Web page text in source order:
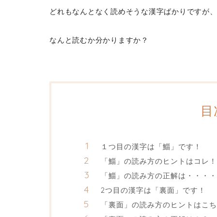
どれもなんとなく読めそうな漢字ばかりですが、
なんと読むか分かりますか？
目
１つ目の漢字は「鯔」です！
「鯔」の読み方のヒントはコレ！
「鯔」の読み方の正解は・・・・
2つ目の漢字は「裏面」です！
「裏面」の読み方のヒントはこ